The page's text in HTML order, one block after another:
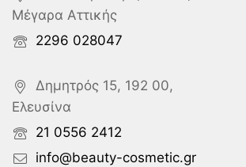
Μέγαρα Αττικής
2296 028047
Δημητρός 15, 192 00,
Ελευσίνα
21 0556 2412
info@beauty-cosmetic.gr